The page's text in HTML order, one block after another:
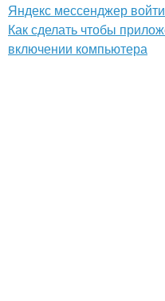
Яндекс мессенджер войти
Как сделать чтобы
включении компьютера